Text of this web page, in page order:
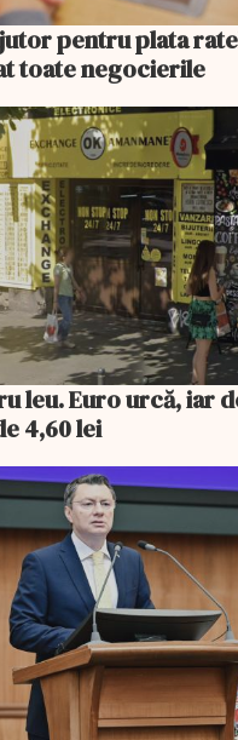
pentru plata
toate negocierile
leu. Euro urcă, iar
4,60 lei